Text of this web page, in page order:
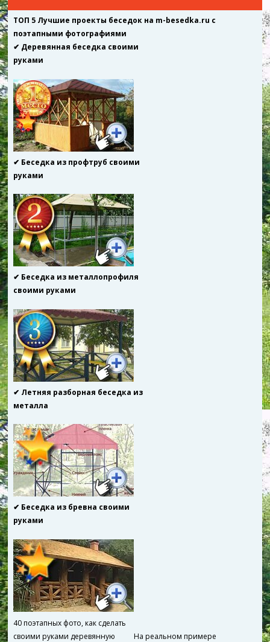
ТОП 5 Лучшие проекты беседок на m-besedka.ru с
поэтапными фотографиями
✔ Деревянная беседка своими
руками
✔ Беседка из профтруб своими
руками
✔ Беседка из металлопрофиля
своими руками
✔ Летняя разборная беседка из
металла
✔ Беседка из бревна своими
руками
40 поэтапных фото, как сделать
своими руками деревянную
На реальном примере